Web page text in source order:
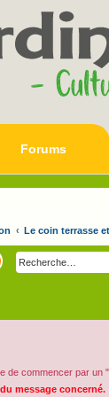
Forums
Le coin terrasse
de commencer par un
message concerné.